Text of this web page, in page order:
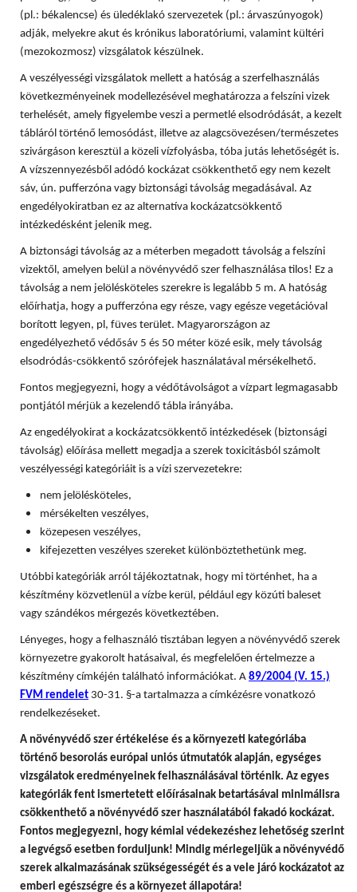
(pl.: békalencse) és üledéklakó szervezetek (pl.: árvaszúnyogok)
adják, melyekre akut és krónikus laboratóriumi, valamint kültéri
(mezokozmosz) vizsgálatok készülnek.
A veszélyességi vizsgálatok mellett a hatóság a szerfelhasználás
következményeinek modellezésével meghatározza a felszíni vizek
terhelését, amely figyelembe veszi a permetlé elsodródását, a kezelt
tábláról történő lemosódást, illetve az alagcsövezésen/természetes
szivárgáson keresztül a közeli vízfolyásba, tóba jutás lehetőségét is.
A vízszennyezésből adódó kockázat csökkenthető egy nem kezelt
sáv, ún. pufferzóna vagy biztonsági távolság megadásával. Az
engedélyokiratban ez az alternatíva kockázatcsökkentő
intézkedésként jelenik meg.
A biztonsági távolság az a méterben megadott távolság a felszíni
vizektől, amelyen belül a növényvédő szer felhasználása tilos! Ez a
távolság a nem jelölésköteles szerekre is legalább 5 m. A hatóság
előírhatja, hogy a pufferzóna egy része, vagy egésze vegetációval
borított legyen, pl, füves terület. Magyarországon az
engedélyezhető védősáv 5 és 50 méter közé esik, mely távolság
elsodródás-csökkentő szórófejek használatával mérsékelhető.
Fontos megjegyezni, hogy a védőtávolságot a vízpart legmagasabb
pontjától mérjük a kezelendő tábla irányába.
Az engedélyokirat a kockázatcsökkentő intézkedések (biztonsági
távolság) előírása mellett megadja a szerek toxicitásból számolt
veszélyességi kategóriáit is a vízi szervezetekre:
nem jelölésköteles,
mérsékelten veszélyes,
közepesen veszélyes,
kifejezetten veszélyes szereket különböztethetünk meg.
Utóbbi kategóriák arról tájékoztatnak, hogy mi történhet, ha a
készítmény közvetlenül a vízbe kerül, például egy közúti baleset
vagy szándékos mérgezés következtében.
Lényeges, hogy a felhasználó tisztában legyen a növényvédő szerek
környezetre gyakorolt hatásaival, és megfelelően értelmezze a
készítmény címkéjén található információkat. A 89/2004 (V. 15.)
FVM rendelet 30-31. §-a tartalmazza a címkézésre vonatkozó
rendelkezéseket.
A növényvédő szer értékelése és a környezeti kategóriába
történő besorolás európai uniós útmutatók alapján, egységes
vizsgálatok eredményeinek felhasználásával történik. Az egyes
kategóriák fent ismertetett előírásainak betartásával minimálisra
csökkenthető a növényvédő szer használatából fakadó kockázat.
Fontos megjegyezni, hogy kémiai védekezéshez lehetőség szerint
a legvégső esetben forduljunk! Mindig mérlegeljük a növényvédő
szerek alkalmazásának szükségességét és a vele járó kockázatot az
emberi egészségre és a környezet állapotára!